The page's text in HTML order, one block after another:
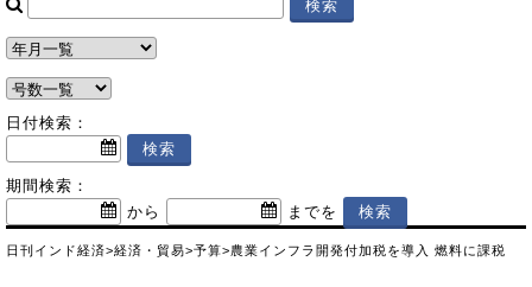
日付検索：
期間検索：
から
までを
日刊インド経済>経済・貿易>予算>農業インフラ開発付加税を導入 燃料に課税